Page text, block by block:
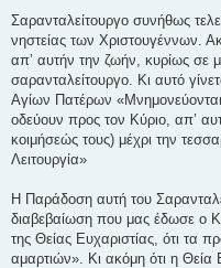
Σαρανταλείτουργο συνήθως
νηστείας των Χριστουγέννων.
απ’ αυτήν την ζωήν, κυρίως σε
σαρανταλείτουργο. Κι αυτό
Αγίων Πατέρων
οδεύουν προς τον Κύριο, απ’
κοιμήσεώς τους) μέχρι την
Λειτουργία»
Η Παράδοση αυτή του
διαβεβαίωση που μας έδωσε ο
της Θείας Ευχαριστίας, ότι τα
αμαρτιών». Κι ακόμη ότι η Θεία